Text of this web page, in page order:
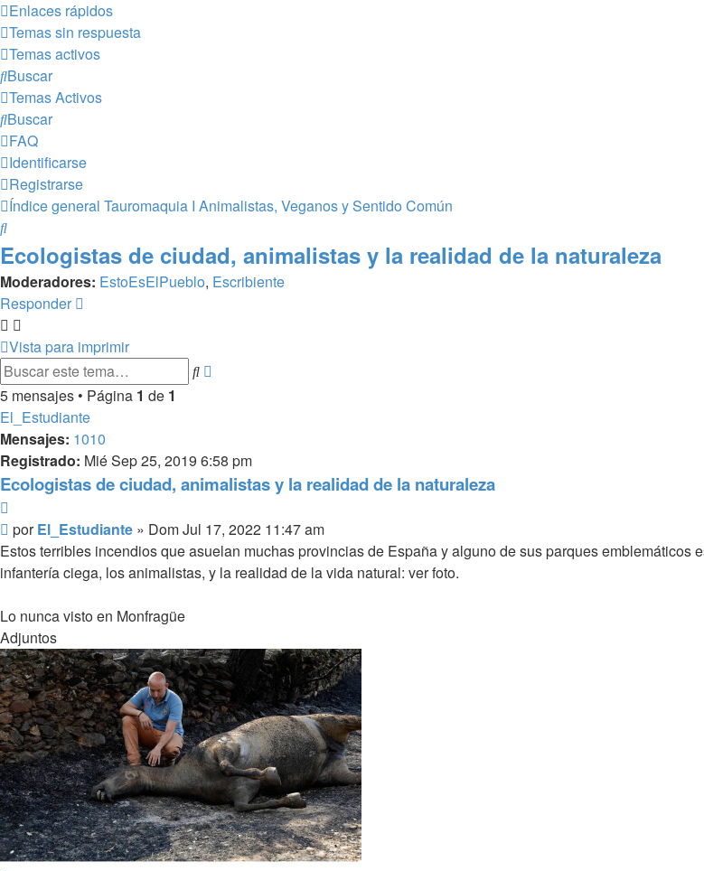
Enlaces rápidos
Temas sin respuesta
Temas activos
Buscar
Temas Activos
Buscar
FAQ
Identificarse
Registrarse
Índice general Tauromaquia I Animalistas, Veganos y Sentido Común
Buscar
Ecologistas de ciudad, animalistas y la realidad de la naturaleza
Moderadores: EstoEsElPueblo, Escribiente
Responder
Vista para imprimir
Buscar
5 mensajes • Página 1 de 1
El_Estudiante
Mensajes: 1010
Registrado: Mié Sep 25, 2019 6:58 pm
Ecologistas de ciudad, animalistas y la realidad de la naturaleza
Mensaje
porEl_Estudiante » Dom Jul 17, 2022 11:47 am
Estos terribles incendios que asuelan muchas provincias de España y alguno de sus parques
infantería ciega, los animalistas, y la realidad de la vida natural: ver foto.
Lo nunca visto en Monfragüe
Adjuntos